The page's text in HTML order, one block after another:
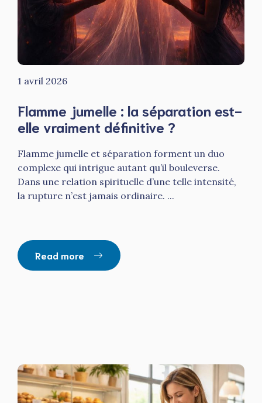
1 avril 2026
Flamme jumelle : la séparation est-
elle vraiment définitive ?
Flamme jumelle et séparation forment un duo
complexe qui intrigue autant qu’il bouleverse.
Dans une relation spirituelle d’une telle intensité,
la rupture n’est jamais ordinaire. ...
Read more